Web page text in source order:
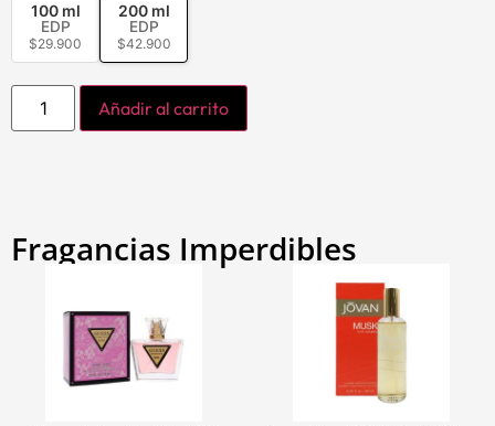
100 ml
EDP
$29.900
200 ml
EDP
$42.900
Añadir al carrito
Fragancias Imperdibles